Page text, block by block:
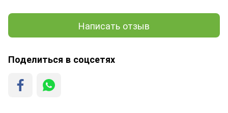
Написать отзыв
Поделиться в соцсетях